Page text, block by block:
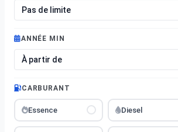
ANNÉE MIN
CARBURANT
Essence Diesel